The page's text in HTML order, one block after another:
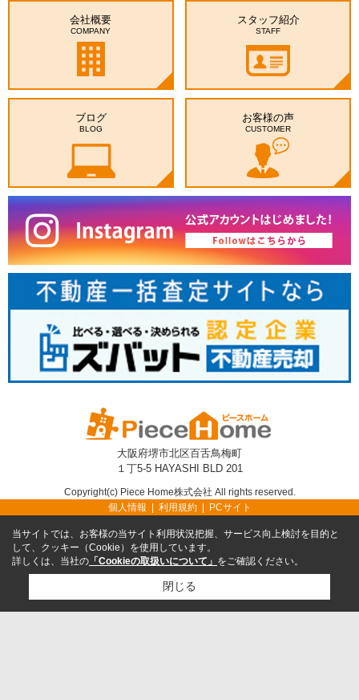
会社概要
COMPANY
スタッフ紹介
STAFF
ブログ
BLOG
お客様の声
CUSTOMER
大阪府堺市北区百舌鳥梅町
１丁5-5 HAYASHI BLD 201
Copyright(c) Piece Home株式会社 All rights reserved.
個人情報
利用規約 PCサイト
当サイトでは、お客様の当サイト利用状況把握、サービス向上検討を目的と
して、クッキー（Cookie）を使用しています。
詳しくは、当社の 「Cookieの取扱いについて」 をご確認ください。
閉じる